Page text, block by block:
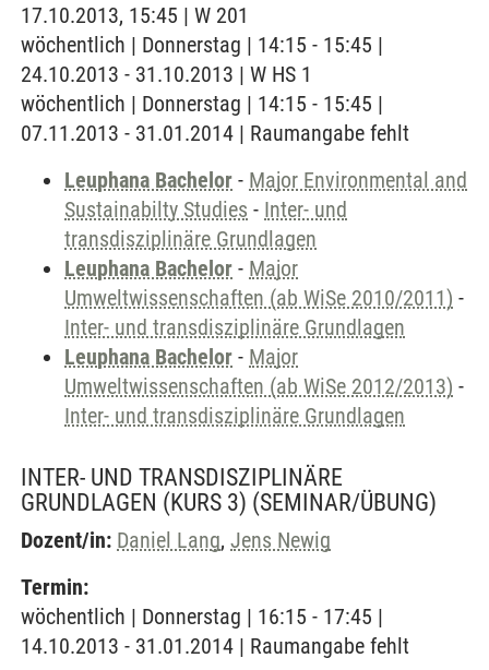
17.10.2013, 15:45 | W 201
wöchentlich | Donnerstag | 14:15 - 15:45 |
24.10.2013 - 31.10.2013 | W HS 1
wöchentlich | Donnerstag | 14:15 - 15:45 |
07.11.2013 - 31.01.2014 | Raumangabe fehlt
Leuphana Bachelor - Major Environmental and
Sustainabilty Studies - Inter- und
transdisziplinäre Grundlagen
Leuphana Bachelor - Major
Umweltwissenschaften (ab WiSe 2010/2011) -
Inter- und transdisziplinäre Grundlagen
Leuphana Bachelor - Major
Umweltwissenschaften (ab WiSe 2012/2013) -
Inter- und transdisziplinäre Grundlagen
INTER- UND TRANSDISZIPLINÄRE
GRUNDLAGEN (KURS 3) (SEMINAR/ÜBUNG)
Dozent/in: Daniel Lang, Jens Newig
Termin:
wöchentlich | Donnerstag | 16:15 - 17:45 |
14.10.2013 - 31.01.2014 | Raumangabe fehlt